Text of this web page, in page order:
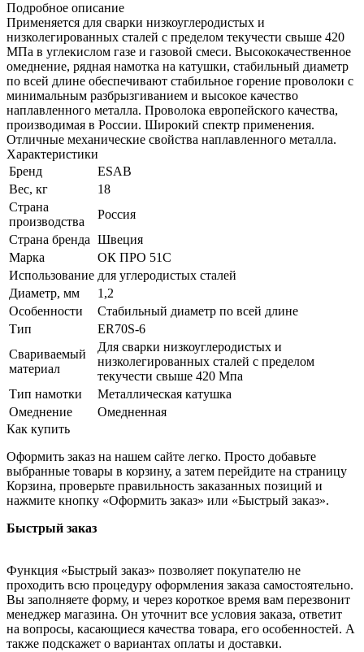
Подробное описание
Применяется для сварки низкоуглеродистых и
низколегированных сталей с пределом текучести свыше 420
МПа в углекислом газе и газовой смеси. Высококачественное
омеднение, рядная намотка на катушки, стабильный диаметр
по всей длине обеспечивают стабильное горение проволоки с
минимальным разбрызгиванием и высокое качество
наплавленного металла. Проволока европейского качества,
производимая в России. Широкий спектр применения.
Отличные механические свойства наплавленного металла.
Характеристики
Бренд
ESAB
Вес, кг
18
Страна
производства
Россия
Страна бренда Швеция
Марка
ОК ПРО 51С
Использование для углеродистых сталей
Диаметр, мм
1,2
Особенности
Стабильный диаметр по всей длине
Тип
ER70S-6
Свариваемый
материал
Для сварки низкоуглеродистых и
низколегированных сталей с пределом
текучести свыше 420 Мпа
Тип намотки
Металлическая катушка
Омеднение
Омедненная
Как купить
Оформить заказ на нашем сайте легко. Просто добавьте
выбранные товары в корзину, а затем перейдите на страницу
Корзина, проверьте правильность заказанных позиций и
нажмите кнопку «Оформить заказ» или «Быстрый заказ».
Быстрый заказ
Функция «Быстрый заказ» позволяет покупателю не
проходить всю процедуру оформления заказа самостоятельно.
Вы заполняете форму, и через короткое время вам перезвонит
менеджер магазина. Он уточнит все условия заказа, ответит
на вопросы, касающиеся качества товара, его особенностей. А
также подскажет о вариантах оплаты и доставки.